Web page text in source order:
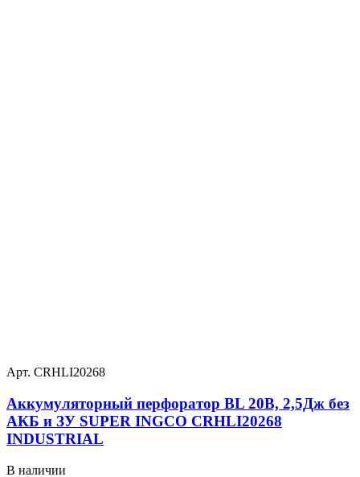
Арт. CRHLI20268
Аккумуляторный перфоратор BL 20В, 2,5Дж без
АКБ и ЗУ SUPER INGCO CRHLI20268
INDUSTRIAL
В наличии